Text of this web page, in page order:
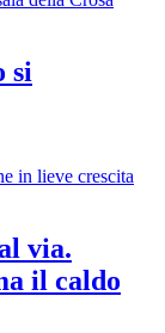
si
via.
il caldo